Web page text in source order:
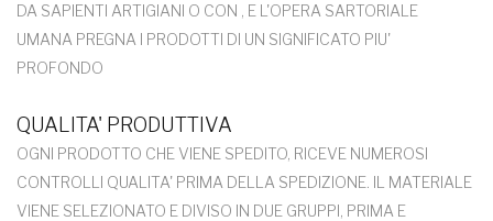
DA SAPIENTI ARTIGIANI O CON , E L'OPERA SARTORIALE
UMANA PREGNA I PRODOTTI DI UN SIGNIFICATO PIU'
PROFONDO
QUALITA' PRODUTTIVA
OGNI PRODOTTO CHE VIENE SPEDITO, RICEVE NUMEROSI
CONTROLLI QUALITA' PRIMA DELLA SPEDIZIONE. IL MATERIALE
VIENE SELEZIONATO E DIVISO IN DUE GRUPPI, PRIMA E